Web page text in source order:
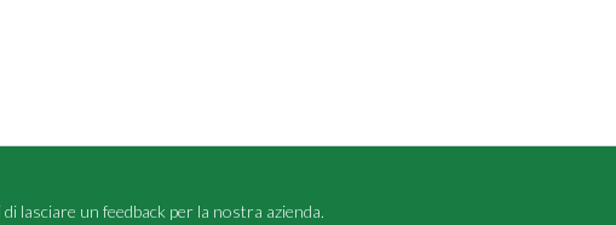
di lasciare un feedback per la nostra azienda.